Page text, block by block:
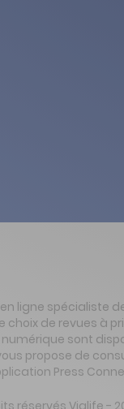
ligne spécialiste
choix de revues à
sont
propose de
Press